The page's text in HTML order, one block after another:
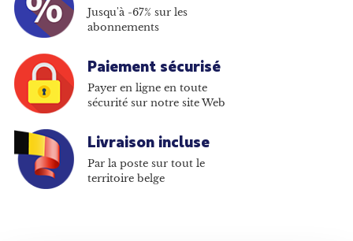
Jusqu'à -67% sur les
abonnements
Paiement sécurisé
Payer en ligne en toute
sécurité sur notre site Web
Livraison incluse
Par la poste sur tout le
territoire belge